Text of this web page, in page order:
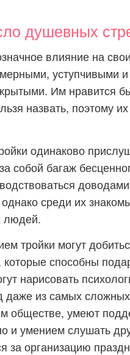
душевных
влияние на
уступчивыми
Им нравится
назвать, поэтому
одинаково
собой багаж
среди их
людей.
тройки могут
способны
нарисовать
даже из самых
обществе, умеют
и умением слушать
за организацию